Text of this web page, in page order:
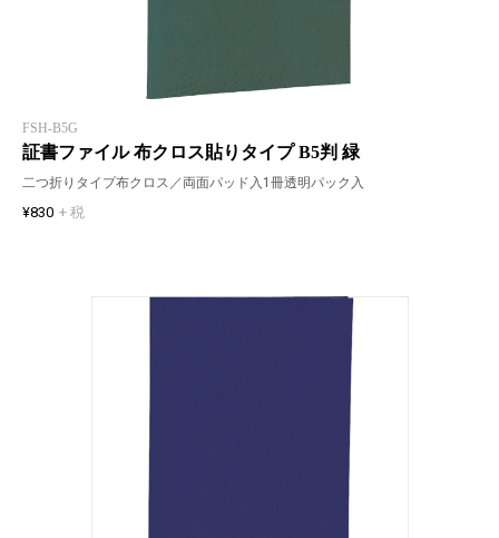
FSH-B5G
証書ファイル 布クロス貼りタイプ B5判 緑
二つ折りタイプ布クロス／両面パッド入1冊透明パック入
¥830 + 税